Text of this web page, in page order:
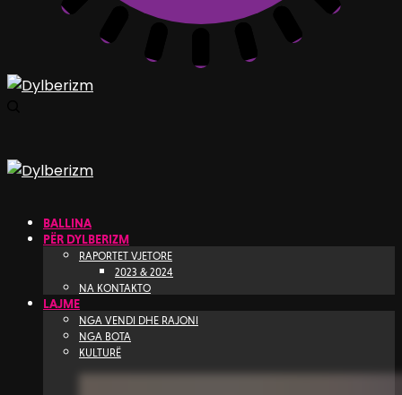
BALLINA
PËR DYLBERIZM
RAPORTET VJETORE
2023 & 2024
NA KONTAKTO
LAJME
NGA VENDI DHE RAJONI
NGA BOTA
KULTURË